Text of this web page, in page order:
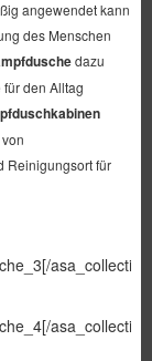
angewendet kann
des Menschen
dazu
den Alltag
Reinigungsort für